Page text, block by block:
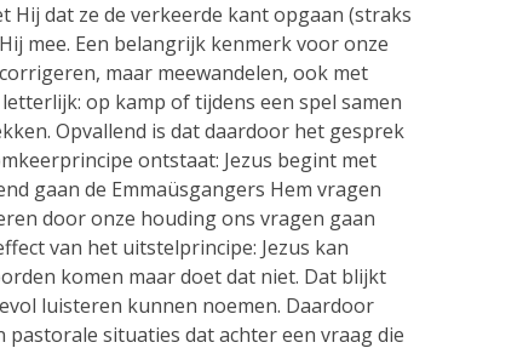
Hij dat ze de verkeerde kant opgaan (straks
mee. Een belangrijk kenmerk voor onze
maar meewandelen, ook met
op kamp of tijdens een spel samen
Opvallend is dat daardoor het gesprek
ontstaat: Jezus begint met
gaan de Emmaüsgangers Hem vragen
door onze houding ons vragen gaan
van het uitstelprincipe: Jezus kan
komen maar doet dat niet. Dat blijkt
luisteren kunnen noemen. Daardoor
situaties dat achter een vraag die